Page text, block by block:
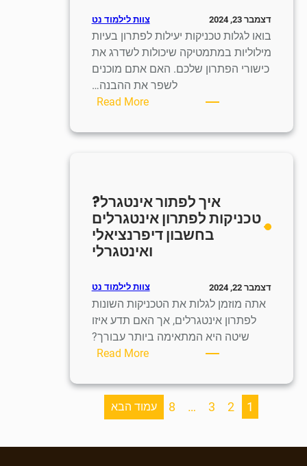
דצמבר 23, 2024 צוות לילמוד נט
בואו לגלות טכניקות יעילות לפתרון בעיות
מילוליות במתמטיקה שיכולות לשדרג את
כישורי הפתרון שלכם. האם אתם מוכנים
לשפר את ההבנה…
Read More
לפתור
פתרון
בעיות
מילוליות
במתמטיקה
איך לפתור אינטגרל?
טכניקות לפתרון אינטגרלים
בחשבון דיפרנציאלי
ואינטגרלי
דצמבר 22, 2024 צוות לילמוד נט
אתה מוזמן לגלות את הטכניקות השונות
לפתרון אינטגרלים, אך האם תדע איזו
שיטה היא המתאימה ביותר עבורך?
Read More
לפתור
אינטגרלים
1
2
3
…
8 עמוד הבא